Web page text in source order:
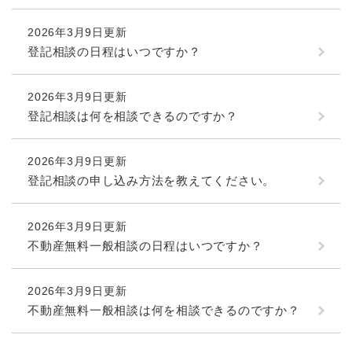
ら
ニ
を
ひ
環
メ
ニ
ー
く
業
ュ
ら
情
報
ニ
ュ
ひ
ら
2026年3月9日更新
登記相談の日程はいつですか？
2026年3月9日更新
登記相談は何を相談できるのですか？
2026年3月9日更新
登記相談の申し込み方法を教えてください。
2026年3月9日更新
不動産無料一般相談の日程はいつですか？
2026年3月9日更新
不動産無料一般相談は何を相談できるのですか？